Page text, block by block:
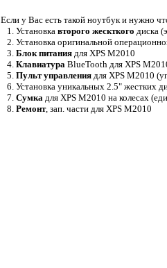
Если у Вас есть такой ноутбук и нужно
1. Установка второго жескткого диска
2. Установка оригинальной
3. Блок питания для XPS M2010
4. Клавиатура BlueTooth для XPS
5. Пульт управления для XPS M2010
6. Установка уникальных 2.5" жестких
7. Сумка для XPS M2010 на колесах
8. Ремонт, зап. части для XPS M2010